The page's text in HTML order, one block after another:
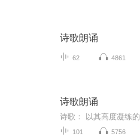
诗歌朗诵
62 4861
诗歌朗诵
101 5756